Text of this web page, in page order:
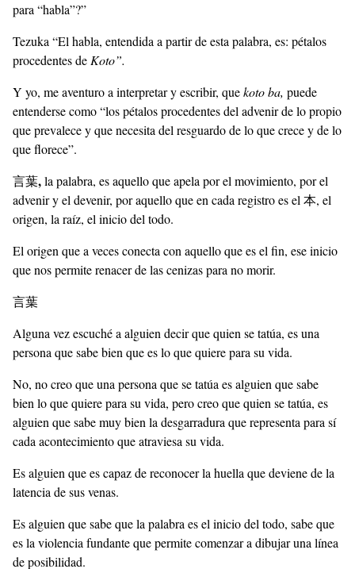
para “habla”?”
Tezuka “El habla, entendida a partir de esta palabra, es: pétalos
procedentes de Koto”.
Y yo, me aventuro a interpretar y escribir, quekoto ba, puede
entenderse como “los pétalos procedentes del advenir de lo propio
que prevalece y que necesita del resguardo de lo que crece y de lo
que florece”.
言葉,la palabra, es aquello que apela por el movimiento, por el
advenir y el devenir, por aquello que en cada registro es el 本, el
origen, la raíz, el inicio del todo.
El origen que a veces conecta con aquello que es el fin, ese inicio
que nos permite renacer de las cenizas para no morir.
言葉
Alguna vez escuché a alguien decir que quien se tatúa, es una
persona que sabe bien que es lo que quiere para su vida.
No, no creo que una persona que se tatúa es alguien que sabe
bien lo que quiere para su vida, pero creo que quien se tatúa, es
alguien que sabe muy bien la desgarradura que representa para sí
cada acontecimiento que atraviesa su vida.
Es alguien que es capaz de reconocer la huella que deviene de la
latencia de sus venas.
Es alguien que sabe que la palabra es el inicio del todo, sabe que
es la violencia fundante que permite comenzar a dibujar una línea
de posibilidad.